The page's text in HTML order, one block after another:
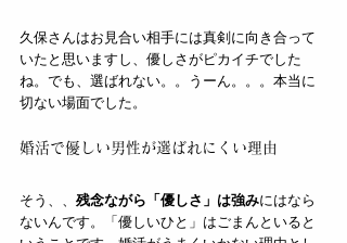
久保さんはお見合い相手には真剣に向き合って
いたと思いますし、優しさがピカイチでした
ね。でも、選ばれない。。うーん。。。本当に
切ない場面でした。
婚活で優しい男性が選ばれにくい理由
そう、、 残念ながら「優しさ」は強みにはなら
ないんです。「優しいひと」はごまんといると